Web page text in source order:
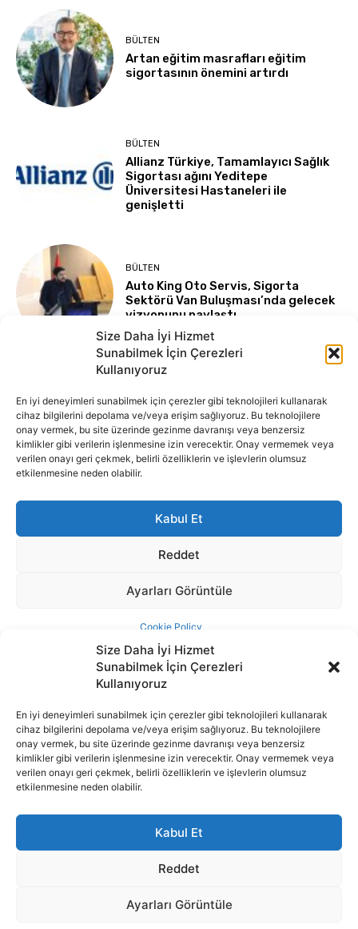
Size Daha İyi Hizmet
Sunabilmek İçin Çerezleri
Kullanıyoruz
En iyi deneyimleri sunabilmek için çerezler gibi teknolojileri kullanarak
cihaz bilgilerini depolama ve/veya erişim sağlıyoruz. Bu teknolojilere
onay vermek, bu site üzerinde gezinme davranışı veya benzersiz
kimlikler gibi verilerin işlenmesine izin verecektir. Onay vermemek veya
verilen onayı geri çekmek, belirli özelliklerin ve işlevlerin olumsuz
etkilenmesine neden olabilir.
Kabul Et
Reddet
Ayarları Görüntüle
İnternet portalımızda yer alan tüm haber metini, resim ve benzeri
içeriğin hakları Sigortamedya Yayıncılık A.Ş.'ye aittir. Hiçbir şekilde
basılı ya da elektronik bir ortamda, kaynak gösterilse bile izin
alınmadan kullanılamaz.